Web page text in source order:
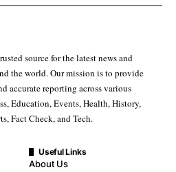
source for the latest news and
the world. Our mission is to provide
accurate reporting across various
Education, Events, Health, History,
Fact Check, and Tech.
Useful Links
About Us